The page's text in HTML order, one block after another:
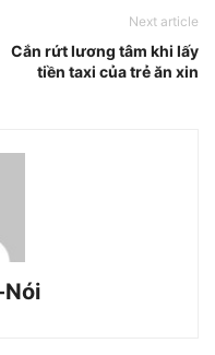
Next article
Cắn rứt lương tâm khi lấy
tiền taxi của trẻ ăn xin